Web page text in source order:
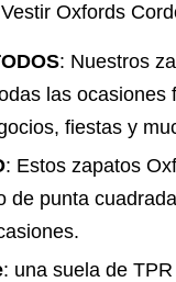
Oxfords
: Nuestros
las
fiestas y
: Estos zapatos
de punta
: una suela de